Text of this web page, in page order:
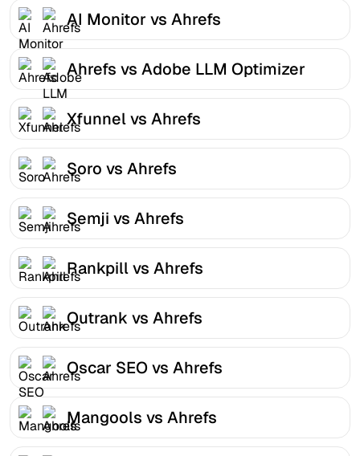
AI Monitor vs Ahrefs
Ahrefs vs Adobe LLM Optimizer
Xfunnel vs Ahrefs
Soro vs Ahrefs
Semji vs Ahrefs
Rankpill vs Ahrefs
Outrank vs Ahrefs
Oscar SEO vs Ahrefs
Mangools vs Ahrefs